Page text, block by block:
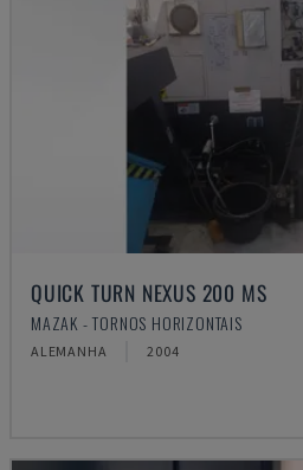
QUICK TURN NEXUS 200 MS
MAZAK - TORNOS HORIZONTAIS
ALEMANHA 2004